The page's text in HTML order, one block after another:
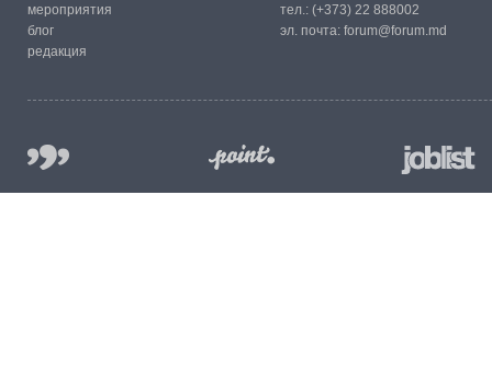
мероприятия
блог
редакция
тел.: (+373) 22 888002
эл. почта: forum@forum.md